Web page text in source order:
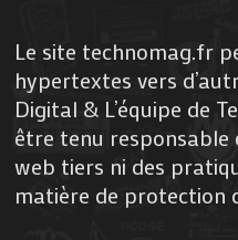
Le site technomag.fr
hypertextes vers
Digital & L’équipe de
être tenu responsable
web tiers ni des
matière de protection